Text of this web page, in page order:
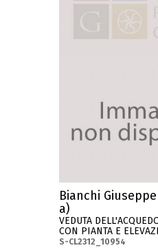
Bianchi
a)
VEDUTA
CON PIANTA E
S-CL2312_10954